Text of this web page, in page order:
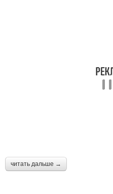
читать дальше →